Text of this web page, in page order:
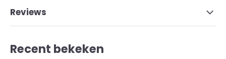
Reviews
Recent bekeken